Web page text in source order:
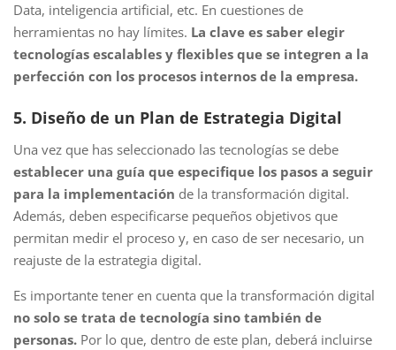
Data, inteligencia artificial, etc. En cuestiones de
herramientas no hay límites. La clave es saber elegir
tecnologías escalables y flexibles que se integren a la
perfección con los procesos internos de la empresa.
5. Diseño de un Plan de Estrategia Digital
Una vez que has seleccionado las tecnologías se debe
establecer una guía que especifique los pasos a seguir
para la implementación de la transformación digital.
Además, deben especificarse pequeños objetivos que
permitan medir el proceso y, en caso de ser necesario, un
reajuste de la estrategia digital.
Es importante tener en cuenta que la transformación digital
no solo se trata de tecnología sino también de
personas. Por lo que, dentro de este plan, deberá incluirse